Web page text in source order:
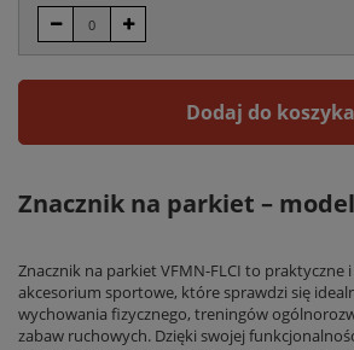
Dodaj do koszyka
Znacznik na parkiet – model
Znacznik na parkiet VFMN-FLCI to praktyczne
akcesorium sportowe, które sprawdzi się
wychowania fizycznego, treningów
zabaw ruchowych. Dzięki swojej